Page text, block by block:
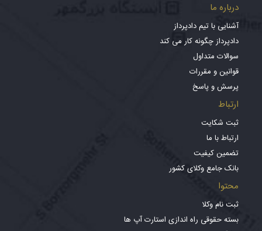
درباره ما
آشنایی با تیم دادپرداز
دادپرداز چگونه کار می کند
سوالات متداول
قوانین و مقررات
پرسش و پاسخ
ارتباط
ثبت شکایت
ارتباط با ما
تضمین کیفیت
بانک جامع وکلای کشور
محتوا
ثبت نام وکلا
بسته حقوقی راه اندازی استارت آپ ها